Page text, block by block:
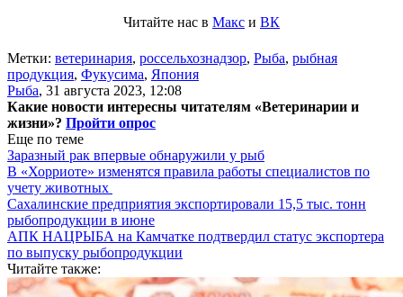
Читайте нас в Макс и ВК
Метки: ветеринария, россельхознадзор, Рыба, рыбная
продукция, Фукусима, Япония
Рыба, 31 августа 2023, 12:08
Какие новости интересны читателям «Ветеринарии и
жизни»? Пройти опрос
Еще по теме
Заразный рак впервые обнаружили у рыб
В «Хорриоте» изменятся правила работы специалистов по
учету животных
Сахалинские предприятия экспортировали 15,5 тыс. тонн
рыбопродукции в июне
АПК НАЦРЫБА на Камчатке подтвердил статус экспортера
по выпуску рыбопродукции
Читайте также: